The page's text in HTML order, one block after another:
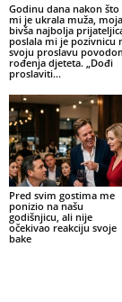
Godinu dana nakon što
mi je ukrala muža, moja
bivša najbolja
poslala mi je pozivnicu
svoju proslavu
rođenja djeteta. „Dođi
proslaviti...
Pred svim gostima me
ponizio na našu
godišnjicu, ali nije
očekivao reakciju svoje
bake